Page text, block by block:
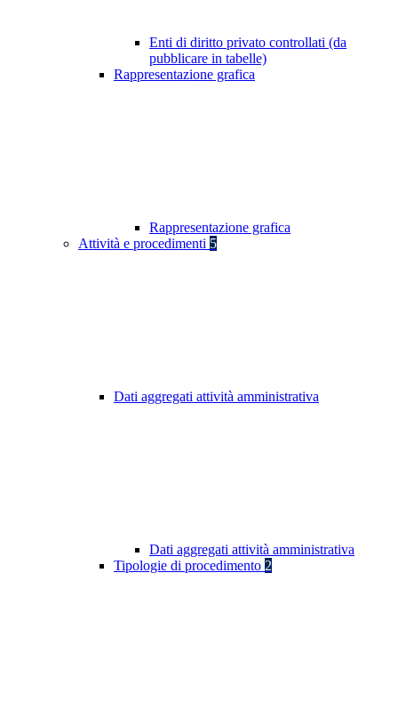
Enti di diritto privato controllati (da
pubblicare in tabelle)
Rappresentazione grafica
Rappresentazione grafica
Attività e procedimenti 5
Dati aggregati attività amministrativa
Dati aggregati attività amministrativa
Tipologie di procedimento 2